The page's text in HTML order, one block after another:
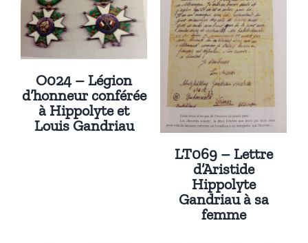
O024 – Légion
d’honneur conférée
à Hippolyte et
Louis Gandriau
LT069 – Lettre
d’Aristide
Hippolyte
Gandriau à sa
femme